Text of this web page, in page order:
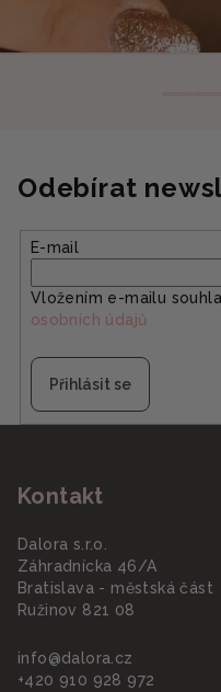
Odebírat
E-mail
Vložením e-mailu
osobních údajů
Přihlásit se
Kontakt
Dalora s.r.o.
Záhradnícka 46/A
Bratislava - městská část
Ružinov 821 08
info@dalora.cz
+420 910 928 972